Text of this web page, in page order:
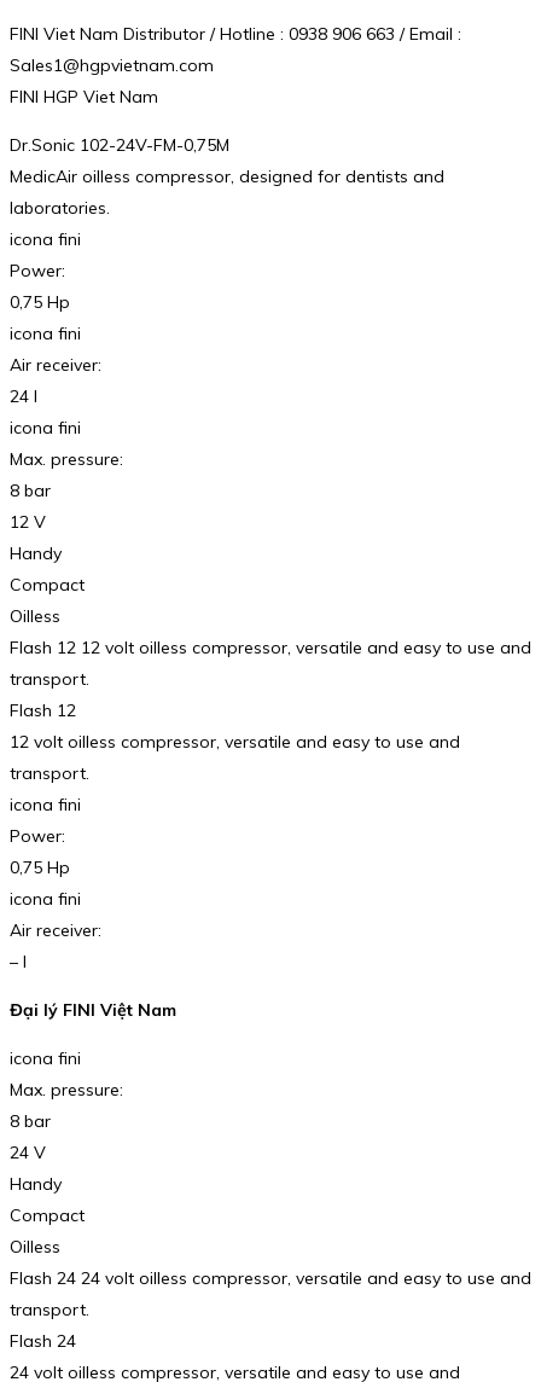
FINI Viet Nam Distributor / Hotline : 0938 906 663 / Email :
Sales1@hgpvietnam.com
FINI HGP Viet Nam
Dr.Sonic 102-24V-FM-0,75M
MedicAir oilless compressor, designed for dentists and
laboratories.
icona fini
Power:
0,75 Hp
icona fini
Air receiver:
24 l
icona fini
Max. pressure:
8 bar
12 V
Handy
Compact
Oilless
Flash 12 12 volt oilless compressor, versatile and easy to use and
transport.
Flash 12
12 volt oilless compressor, versatile and easy to use and
transport.
icona fini
Power:
0,75 Hp
icona fini
Air receiver:
– l
Đại lý FINI Việt Nam
icona fini
Max. pressure:
8 bar
24 V
Handy
Compact
Oilless
Flash 24 24 volt oilless compressor, versatile and easy to use and
transport.
Flash 24
24 volt oilless compressor, versatile and easy to use and